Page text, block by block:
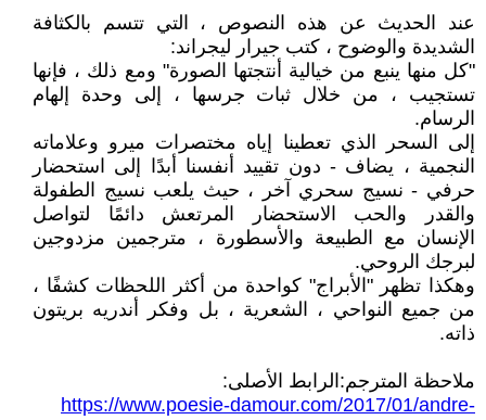
عند الحديث عن هذه النصوص ، التي تتسم بالكثافة
الشديدة والوضوح ، كتب جيرار ليجراند:
"كل منها ينبع من خيالية أنتجتها الصورة" ومع ذلك ، فإنها
تستجيب ، من خلال ثبات جرسها ، إلى وحدة إلهام
الرسام.
إلى السحر الذي تعطينا إياه مختصرات ميرو وعلاماته
النجمية ، يضاف - دون تقييد أنفسنا أبدًا إلى استحضار
حرفي - نسيج سحري آخر ، حيث يلعب نسيج الطفولة
والقدر والحب الاستحضار المرتعش دائمًا لتواصل
الإنسان مع الطبيعة والأسطورة ، مترجمين مزدوجين
لبرجك الروحي.
وهكذا تظهر "الأبراج" كواحدة من أكثر اللحظات كشفًا ،
من جميع النواحي ، الشعرية ، بل وفكر أندريه بريتون
ذاته.
ملاحظة المترجم:الرابط الأصلى:
https://www.poesie-damour.com/2017/01/andre-